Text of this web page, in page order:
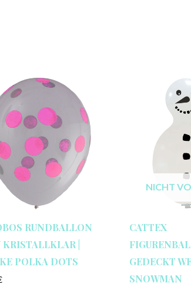
RUNDBALLON
KRISTALLKLAR |
POLKA DOTS
NICHT
CATTEX
GEDECKT
NOWMAN